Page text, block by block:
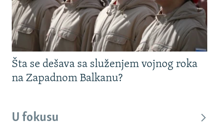
Šta se dešava sa služenjem vojnog roka
na Zapadnom Balkanu?
U fokusu